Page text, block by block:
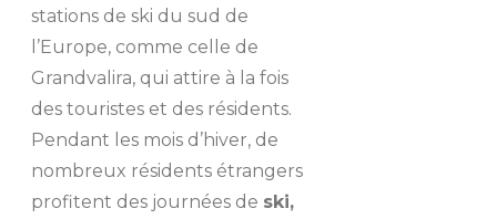
stations de ski du sud de
l’Europe, comme celle de
Grandvalira, qui attire à la fois
des touristes et des résidents.
Pendant les mois d’hiver, de
nombreux résidents étrangers
profitent des journées de ski,